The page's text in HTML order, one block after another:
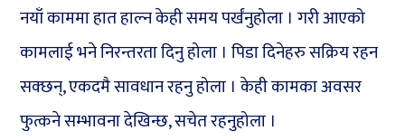
नयाँ काममा हात हाल्न केही समय पर्खंनुहोला । गरी आएको
कामलाई भने निरन्तरता दिनु होला । पिडा दिनेहरु सक्रिय रहन
सक्छन्, एकदमै सावधान रहनु होला । केही कामका अवसर
फुत्कने सम्भावना देखिन्छ, सचेत रहनुहोला ।